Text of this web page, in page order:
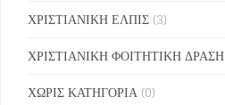
ΧΡΙΣΤΙΑΝΙΚΗ ΕΛΠΙΣ (3)
ΧΡΙΣΤΙΑΝΙΚΗ ΦΟΙΤΗΤΙΚΗ ΔΡΑΣΗ
ΧΩΡΙΣ ΚΑΤΗΓΟΡΙΑ (0)